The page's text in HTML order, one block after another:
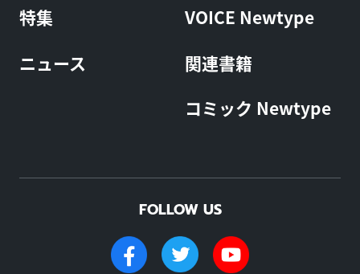
特集
ニュース
VOICE Newtype
関連書籍
コミック Newtype
FOLLOW US